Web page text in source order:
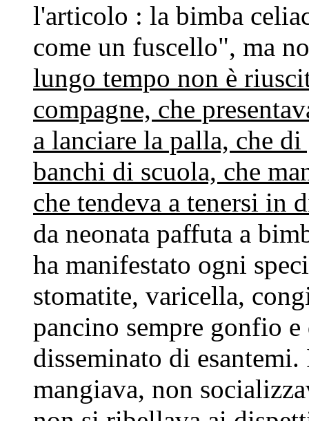
l'articolo : la bimba
come un fuscello", ma
lungo tempo non è
compagne, che
a lanciare la palla, che
banchi di scuola, che
che tendeva a tenersi in
da neonata paffuta a
ha manifestato ogni
stomatite, varicella,
pancino sempre gonfio
disseminato di
mangiava, non